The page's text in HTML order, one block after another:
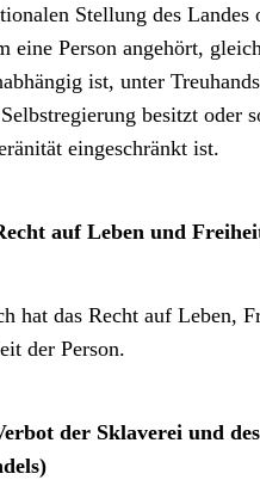
Stellung des Landes
eine Person angehört,
ist, unter
besitzt oder
eingeschränkt ist.
auf Leben und
hat das Recht auf Leben,
der Person.
der Sklaverei und des